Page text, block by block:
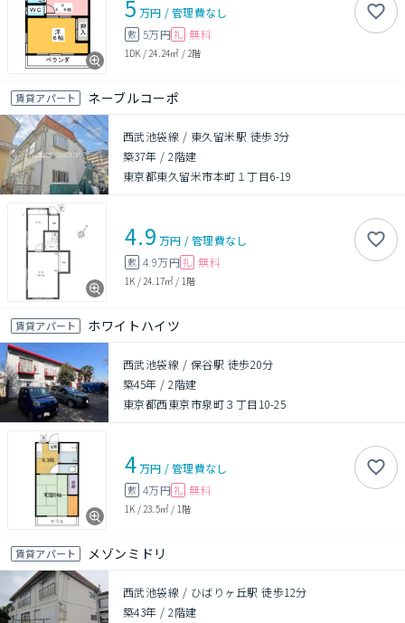
5 万円 /管理費なし
敷 5万円 礼 無料
1DK / 24.24㎡ / 2階
賃貸アパート ネーブルコーポ
西武池袋線 / 東久留米駅 徒歩3分
築37年 /2階建
東京都東久留米市本町１丁目6-19
4.9 万円 /管理費なし
敷 4.9万円 礼 無料
1K / 24.17㎡ / 1階
賃貸アパート ホワイトハイツ
西武池袋線 / 保谷駅 徒歩20分
築45年 /2階建
東京都西東京市泉町３丁目10-25
4万円 /管理費なし
敷 4万円 礼 無料
1K / 23.5㎡ / 1階
賃貸アパート メゾンミドリ
西武池袋線 / ひばりヶ丘駅 徒歩12分
築43年 /2階建